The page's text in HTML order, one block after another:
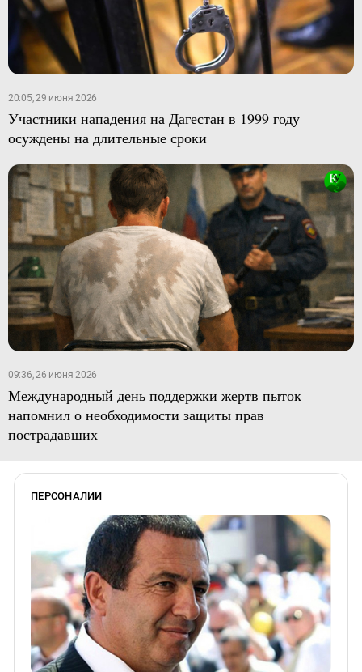
20:05, 29 июня 2026
Участники нападения на Дагестан в 1999 году
осуждены на длительные сроки
09:36, 26 июня 2026
Международный день поддержки жертв пыток
напомнил о необходимости защиты прав
пострадавших
ПЕРСОНАЛИИ